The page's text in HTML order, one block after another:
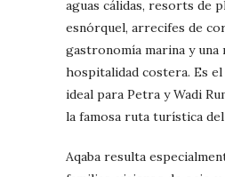
aguas cálidas, resorts de
esnórquel, arrecifes de
gastronomía marina y una
hospitalidad costera. Es
ideal para Petra y Wadi
la famosa ruta turística
Aqaba resulta